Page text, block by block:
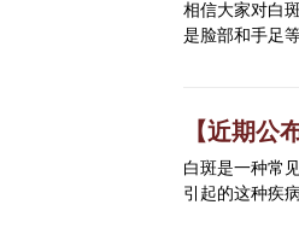
相信大家对白
是脸部和手足
【近期公
白斑是一种常
引起的这种疾